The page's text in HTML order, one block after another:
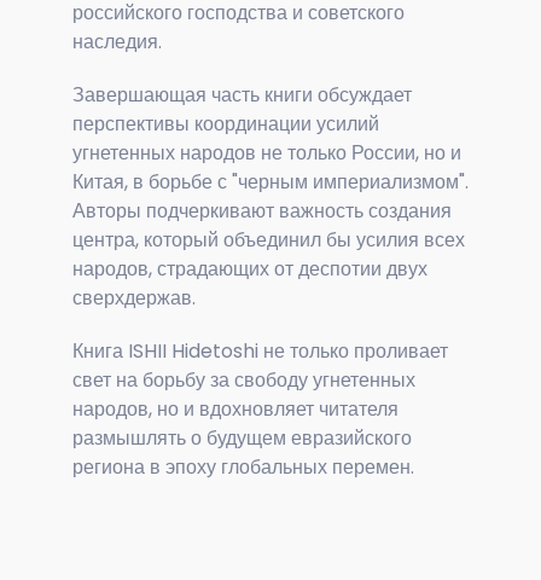
российского господства и советского
наследия.
Завершающая часть книги обсуждает
перспективы координации усилий
угнетенных народов не только России, но и
Китая, в борьбе с "черным империализмом".
Авторы подчеркивают важность создания
центра, который объединил бы усилия всех
народов, страдающих от деспотии двух
сверхдержав.
Книга ISHII Hidetoshi не только проливает
свет на борьбу за свободу угнетенных
народов, но и вдохновляет читателя
размышлять о будущем евразийского
региона в эпоху глобальных перемен.